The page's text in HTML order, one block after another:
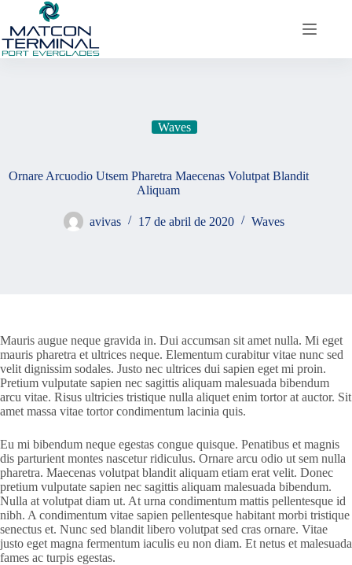
contenido
Waves
Ornare Arcuodio Utsem Pharetra Maecenas Volutpat Blandit
Aliquam
avivas 17 de abril de 2020 Waves
Mauris augue neque gravida in. Dui accumsan sit amet nulla. Mi eget
mauris pharetra et ultrices neque. Elementum curabitur vitae nunc sed
velit dignissim sodales. Justo nec ultrices dui sapien eget mi proin.
Pretium vulputate sapien nec sagittis aliquam malesuada bibendum
arcu vitae. Risus ultricies tristique nulla aliquet enim tortor at auctor. Sit
amet massa vitae tortor condimentum lacinia quis.
Eu mi bibendum neque egestas congue quisque. Penatibus et magnis
dis parturient montes nascetur ridiculus. Ornare arcu odio ut sem nulla
pharetra. Maecenas volutpat blandit aliquam etiam erat velit. Donec
pretium vulputate sapien nec sagittis aliquam malesuada bibendum.
Nulla at volutpat diam ut. At urna condimentum mattis pellentesque id
nibh. A condimentum vitae sapien pellentesque habitant morbi tristique
senectus et. Nunc sed blandit libero volutpat sed cras ornare. Vitae
justo eget magna fermentum iaculis eu non diam. Et netus et malesuada
fames ac turpis egestas.